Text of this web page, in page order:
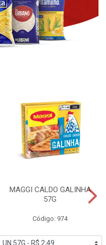
MAGGI CALDO GALINHA
57G
Código: 974